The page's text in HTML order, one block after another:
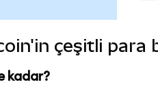
çeşitli
kadar?